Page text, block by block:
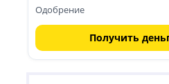
г. Улан-Удэ,
г. Гусиноозерск,
Одобрение
Получить